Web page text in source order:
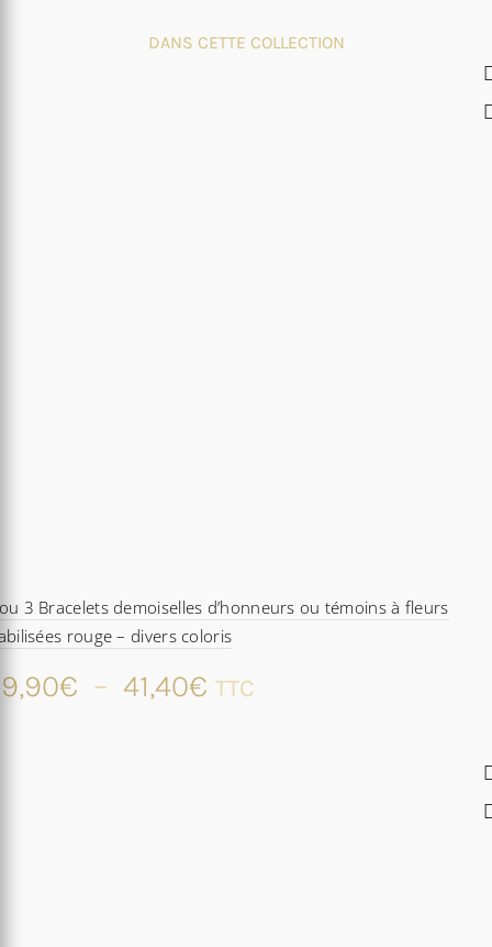
DANS CETTE COLLECTION
3 Bracelets demoiselles d’honneurs ou témoins à fleurs
rouge – divers coloris
€ – 41,40€ Plage
TTC